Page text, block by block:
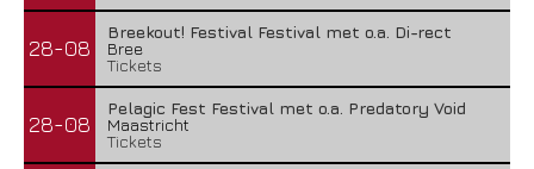
28-08
Breekout! Festival Festival met o.a. Di-rect
Bree
Tickets
28-08
Pelagic Fest Festival met o.a. Predatory Void
Maastricht
Tickets